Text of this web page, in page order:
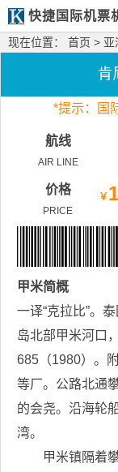
快捷国际机票
现在位置： 首页 > 亚
肯
*提示：国
航线
AIR LINE
价格
PRICE
￥
甲米简概
一译“克拉比”。
岛北部甲米河口
685（1980）。
等厂。公路北通
的会尧。沿海轮
湾。
甲米镇隔着攀